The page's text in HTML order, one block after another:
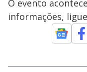
O evento
informações,